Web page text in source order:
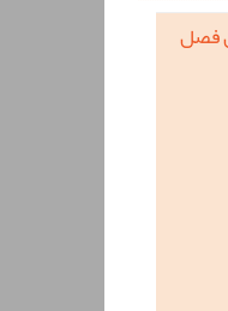
فصل